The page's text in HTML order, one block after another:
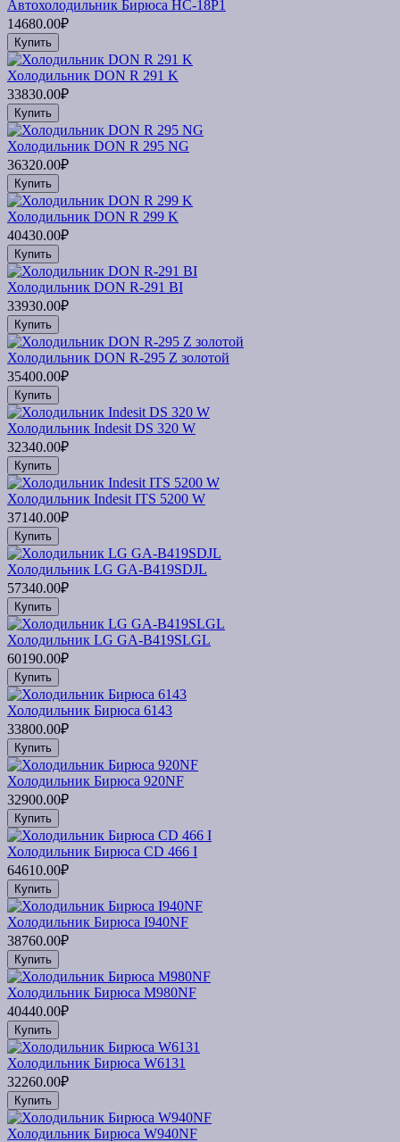
Автохолодильник Бирюса НС-18P1
14680.00₽
Купить
Холодильник DON R 291 K
33830.00₽
Купить
Холодильник DON R 295 NG
36320.00₽
Купить
Холодильник DON R 299 K
40430.00₽
Купить
Холодильник DON R-291 BI
33930.00₽
Купить
Холодильник DON R-295 Z золотой
35400.00₽
Купить
Холодильник Indesit DS 320 W
32340.00₽
Купить
Холодильник Indesit ITS 5200 W
37140.00₽
Купить
Холодильник LG GA-B419SDJL
57340.00₽
Купить
Холодильник LG GA-B419SLGL
60190.00₽
Купить
Холодильник Бирюса 6143
33800.00₽
Купить
Холодильник Бирюса 920NF
32900.00₽
Купить
Холодильник Бирюса CD 466 I
64610.00₽
Купить
Холодильник Бирюса I940NF
38760.00₽
Купить
Холодильник Бирюса M980NF
40440.00₽
Купить
Холодильник Бирюса W6131
32260.00₽
Купить
Холодильник Бирюса W940NF